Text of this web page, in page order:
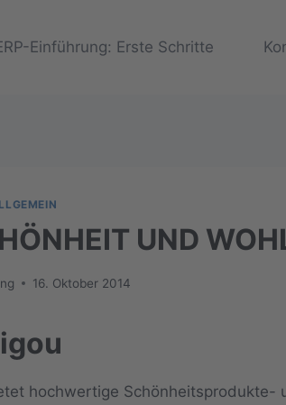
Einführung: Erste Schritte
UND
16. Oktober 2014
hochwertige Schönheitsprodukte-